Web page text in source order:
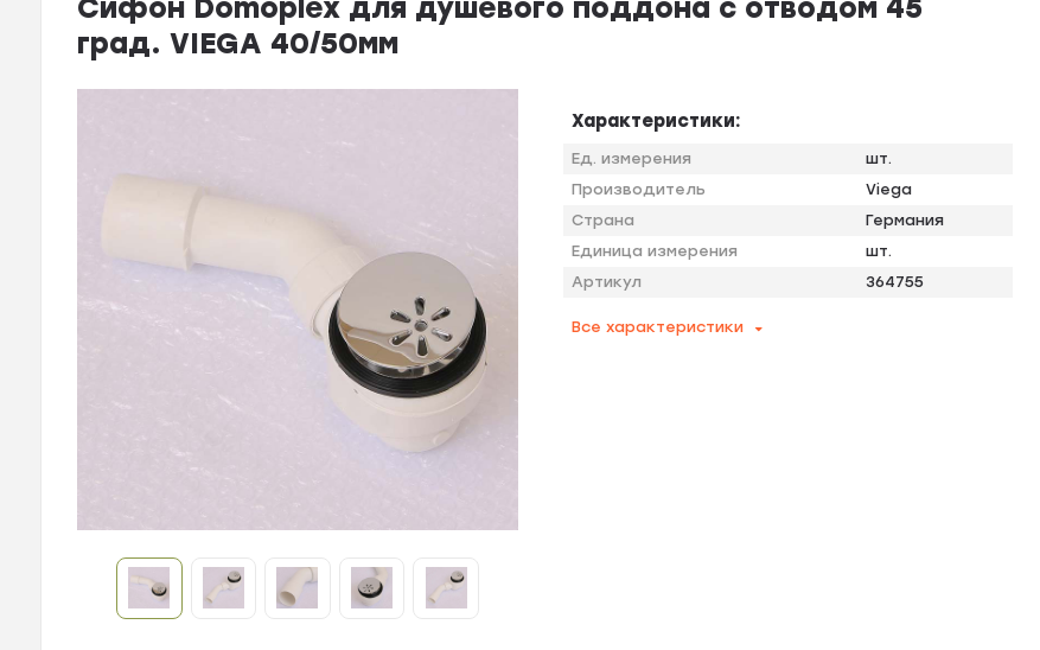
Сифон Domoplex для душевого поддона с отводом 45
град. VIEGA 40/50мм
Характеристики:
Ед. измерения
шт.
Производитель
Viega
Страна
Германия
Единица измерения
шт.
Артикул
364755
Все характеристики